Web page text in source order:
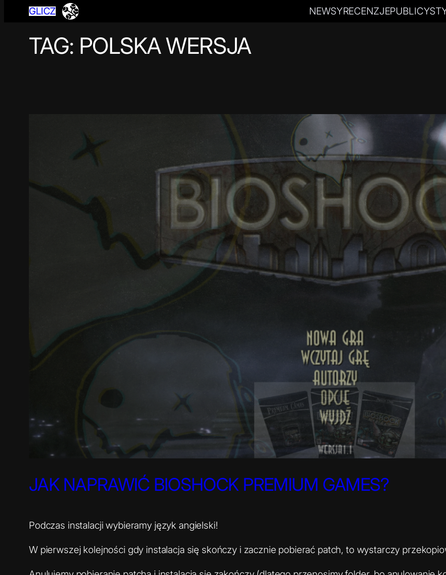
GLICZ NEWSYRECENZJE
TAG: POLSKA WERSJA
JAK NAPRAWIĆ BIOSHOCK PREMIUM GAMES?
Podczas instalacji wybieramy język angielski!
W pierwszej kolejności gdy instalacja się skończy i zacznie pobierać patch, to wystarczy